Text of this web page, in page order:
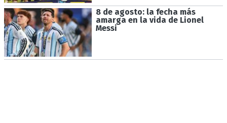
8 de agosto: la fecha más
amarga en la vida de Lionel
Messi